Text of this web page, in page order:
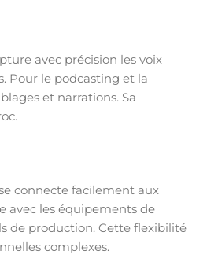
avec précision les voix
Pour le podcasting et la
et narrations. Sa
connecte facilement aux
avec les équipements de
de production. Cette flexibilité
complexes.